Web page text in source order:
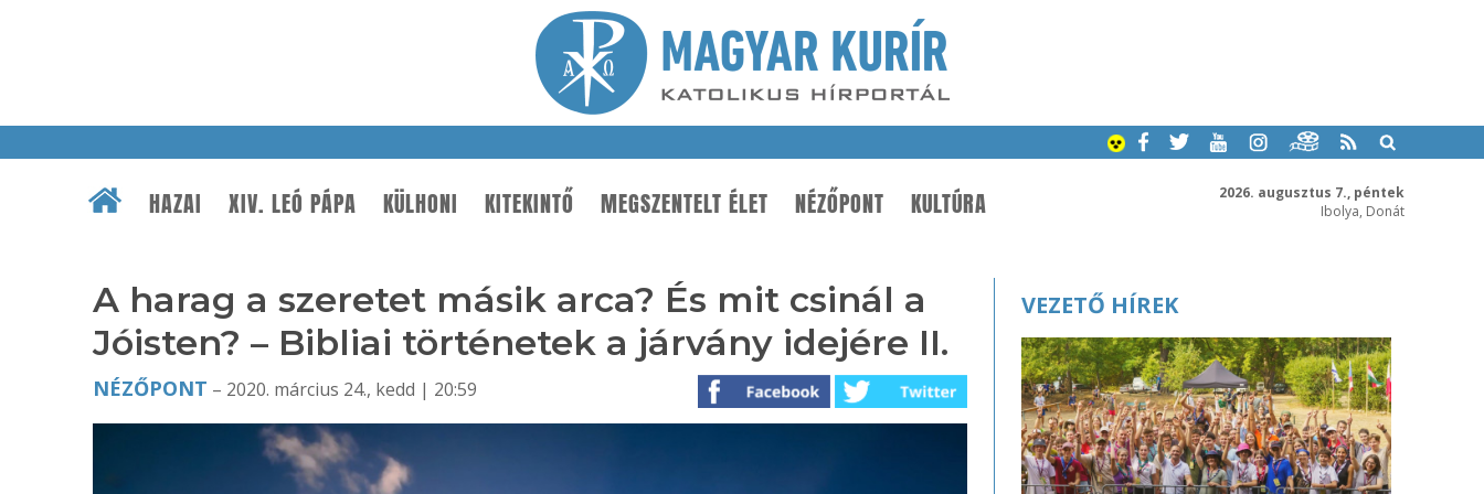
2026. augusztus 7., péntek
Ibolya, Donát
HAZAI XIV. LEÓ PÁPA KÜLHONI KITEKINTŐ MEGSZENTELT ÉLET NÉZŐPONT KULTÚRA
A harag a szeretet másik arca? És mit csinál a
Jóisten? – Bibliai történetek a járvány idejére II.
NÉZŐPONT – 2020. március 24., kedd | 20:59
VEZETŐ HÍREK